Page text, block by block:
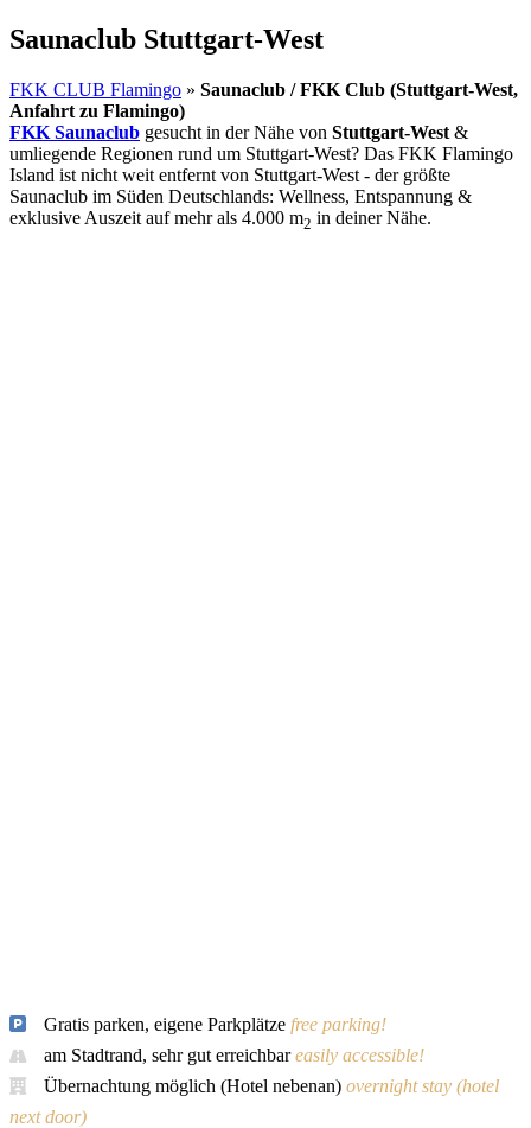
Saunaclub Stuttgart-West
FKK CLUB Flamingo » Saunaclub / FKK Club (Stuttgart-West,
Anfahrt zu Flamingo)
FKK Saunaclub gesucht in der Nähe von Stuttgart-West &
umliegende Regionen rund um Stuttgart-West? Das FKK Flamingo
Island ist nicht weit entfernt von Stuttgart-West - der größte
Saunaclub im Süden Deutschlands: Wellness, Entspannung &
exklusive Auszeit auf mehr als 4.000 m2 in deiner Nähe.
Gratis parken, eigene Parkplätze free parking!
am Stadtrand, sehr gut erreichbareasily accessible!
Übernachtung möglich (Hotel nebenan) overnight stay (hotel
next door)